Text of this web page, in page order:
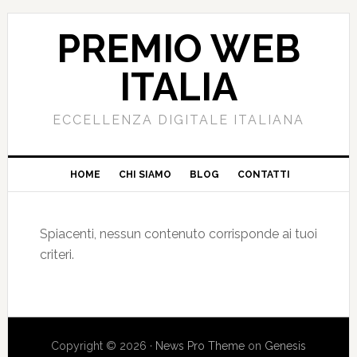
PREMIO WEB
ITALIA
ECCELLENZA DIGITALE ITALIANA
HOME CHI SIAMO BLOG CONTATTI
Spiacenti, nessun contenuto corrisponde ai tuoi
criteri.
Copyright © 2026 · News Pro Themeon Genesis